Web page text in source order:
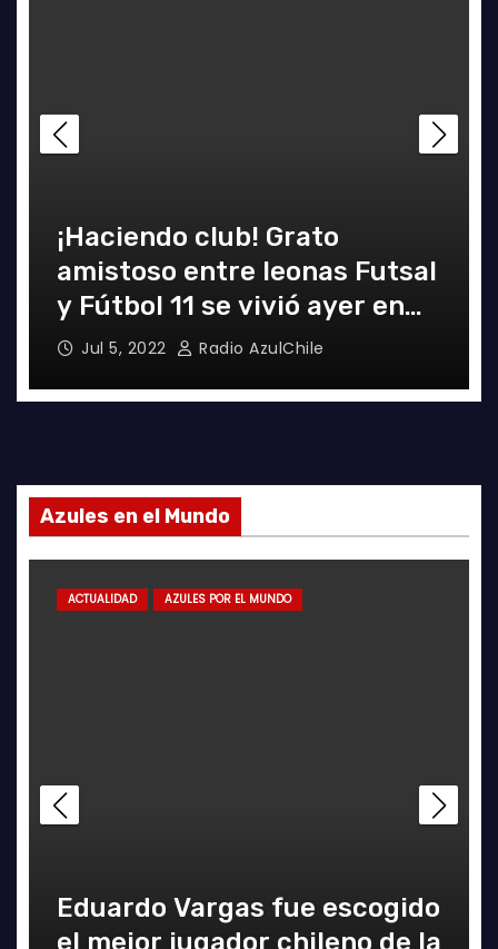
¡Haciendo club! Grato
amistoso entre leonas Futsal
y Fútbol 11 se vivió ayer en
La Florida
Jul 5, 2022 Radio AzulChile
Azules en el Mundo
ACTUALIDAD AZULES POR EL MUNDO
Eduardo Vargas fue escogido
el mejor jugador chileno de la